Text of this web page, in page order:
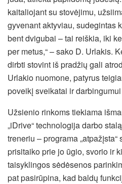
kaitaliojant su stovėjimu,
gyvenant aktyviau, sudegintas
bent dvigubai – tai reiškia, iki
per metus,“ – sako D. Urlakis.
dirbti stovint iš pradžių gali
Urlakio nuomone, patyrus
poveikį sveikatai ir
Užsienio rinkoms tiekiama
„iDrive“ technologija darbo
treneriu – programa
prisitaiko prie jo ūgio, svorio ir
taisyklingos sėdėsenos
pat pasirūpina, kad baldų